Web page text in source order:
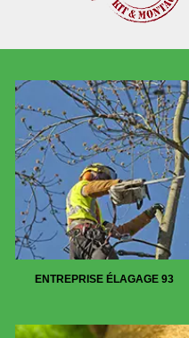
ENTREPRISE ÉLAGAGE 93